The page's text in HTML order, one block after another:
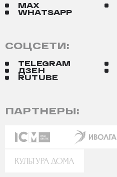
ПАРТНЕРЫ:
СОЦСЕТИ:
TELEGRAM
ДЗЕН
RUTUBE
MAX
WHATSAPP